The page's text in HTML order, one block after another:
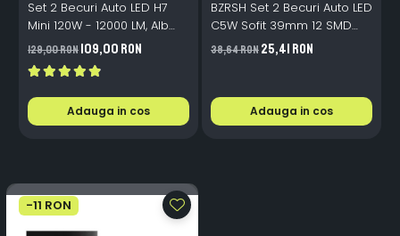
Set 2 Becuri Auto LED H7
Mini 120W - 12000 LM, Alb
Rece 6500K, Canbus
Integrat + Ventilator Răcire,
Plug & Play, 12-18V
129,00 RON109,00 RON
Adauga in cos
BZRSH Set 2 Becuri Auto LED
C5W Sofit 39mm 12 SMD
Canbus Fara Eroare
38,64 RON25,41 RON
Adauga in cos
-11 RON